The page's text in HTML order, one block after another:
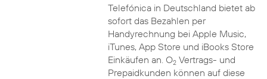
Telefónica in Deutschland bietet ab
sofort das Bezahlen per
Handyrechnung bei Apple Music,
iTunes, App Store und iBooks Store
Einkäufen an. O2Vertrags- und
Prepaidkunden können auf diese